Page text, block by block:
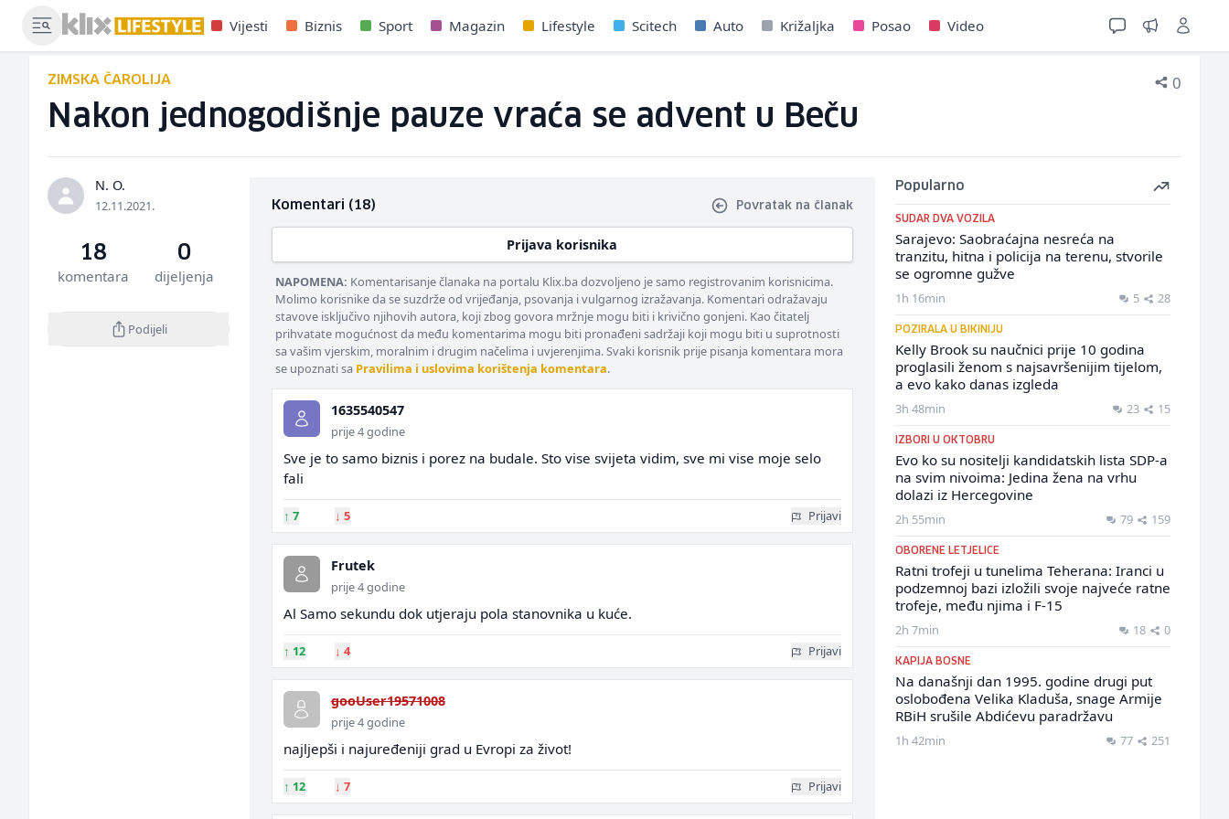
Vijesti Biznis Sport Magazin Lifestyle Scitech Auto Križaljka Posao Video
ZIMSKA ČAROLIJA 0
Nakon jednogodišnje pauze vraća se advent u Beču
N. O.
12.11.2021.
18
komentara
0
dijeljenja
Podijeli
Komentari (18) Povratak na članak
Prijava korisnika
NAPOMENA: Komentarisanje članaka na portalu Klix.ba dozvoljeno je samo registrovanim korisnicima.
Molimo korisnike da se suzdrže od vrijeđanja, psovanja i vulgarnog izražavanja. Komentari odražavaju
stavove isključivo njihovih autora, koji zbog govora mržnje mogu biti i krivično gonjeni. Kao čitatelj
prihvatate mogućnost da među komentarima mogu biti pronađeni sadržaji koji mogu biti u suprotnosti
sa vašim vjerskim, moralnim i drugim načelima i uvjerenjima. Svaki korisnik prije pisanja komentara mora
se upoznati sa Pravilima i uslovima korištenja komentara.
1635540547
prije 4 godine
Sve je to samo biznis i porez na budale. Sto vise svijeta vidim, sve mi vise moje selo
fali
↑ 7 ↓ 5 Prijavi
Frutek
prije 4 godine
Al Samo sekundu dok utjeraju pola stanovnika u kuće.
↑ 12 ↓ 4 Prijavi
gooUser19571008
prije 4 godine
najljepši i najuređeniji grad u Evropi za život!
↑ 12 ↓ 7 Prijavi
Popularno
SUDAR DVA VOZILA
Sarajevo: Saobraćajna nesreća na
tranzitu, hitna i policija na terenu, stvorile
se ogromne gužve
1h 16min 5 28
POZIRALA U BIKINIJU
Kelly Brook su naučnici prije 10 godina
proglasili ženom s najsavršenijim tijelom,
a evo kako danas izgleda
3h 48min 23 15
IZBORI U OKTOBRU
Evo ko su nositelji kandidatskih lista SDP-a
na svim nivoima: Jedina žena na vrhu
dolazi iz Hercegovine
2h 55min 79 159
OBORENE LETJELICE
Ratni trofeji u tunelima Teherana: Iranci u
podzemnoj bazi izložili svoje najveće ratne
trofeje, među njima i F-15
2h 7min 18 0
KAPIJA BOSNE
Na današnji dan 1995. godine drugi put
oslobođena Velika Kladuša, snage Armije
RBiH srušile Abdićevu paradržavu
1h 42min 77 251